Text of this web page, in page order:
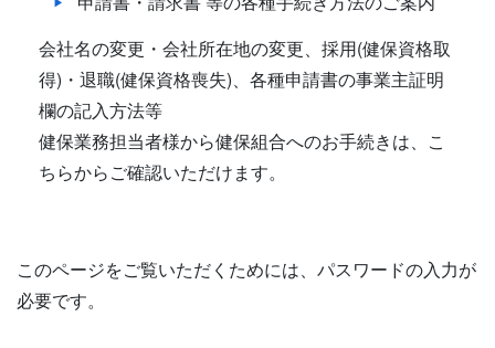
会社名の変更・会社所在地の変更、採用(健保資格取
得)・退職(健保資格喪失)、各種申請書の事業主証明
欄の記入方法等
健保業務担当者様から健保組合へのお手続きは、こ
ちらからご確認いただけます。
このページをご覧いただくためには、パスワードの入力が
必要です。